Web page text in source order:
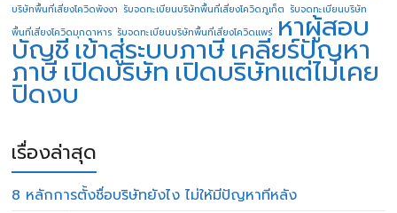
บริษัทพื้นที่เสี่ยงโควิดพังงา รับจดทะเบียนบริษัทพื้นที่เสี่ยงโควิดภูเก็ต รับจดทะเบียนบริษัท
พื้นที่เสี่ยงโควิดมุกดาหาร รับจดทะเบียนบริษัทพื้นที่เสี่ยงโควิดแพร่ หาผู้สอบ
บัญชี เข้าสู่ระบบภาษี เคลียร์ปัญหา
ภาษีเปิดบริษัทเปิดบริษัทแต่ไม่เคย
ปิดงบ
เรื่องล่าสุด
8 หลักการตั้งชื่อบริษัทยังไง ไม่ให้มีปัญหาทีหลัง